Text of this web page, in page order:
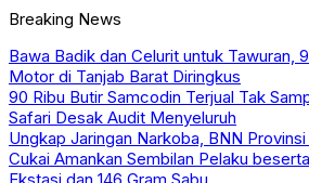
Breaking News
Bawa Badik dan Celurit untuk Tawuran,
Motor di Tanjab Barat Diringkus
90 Ribu Butir Samcodin Terjual Tak
Safari Desak Audit Menyeluruh
Ungkap Jaringan Narkoba, BNN
Cukai Amankan Sembilan Pelaku